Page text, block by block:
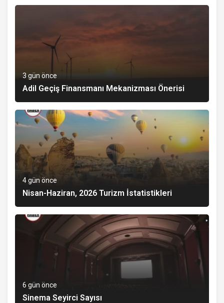
3 gün önce
Adil Geçiş Finansmanı Mekanizması Önerisi
4 gün önce
Nisan-Haziran, 2026 Turizm İstatistikleri
6 gün önce
Sinema Seyirci Sayısı